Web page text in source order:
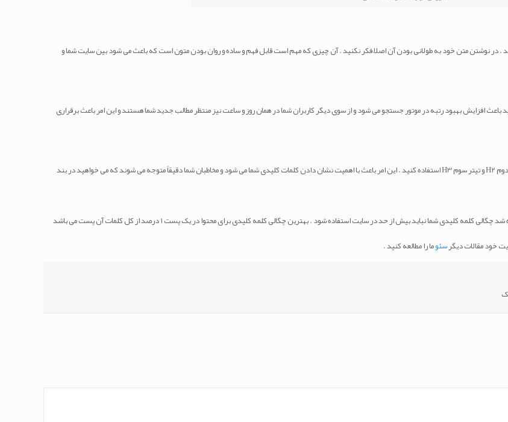
در نوشتن متن خود به طولانی بودن آن اصلاً فکر نکنید . آن چیزی که مهم است قابل فهم و ساده و روان بودن متون است که باعث می شود بین سایت شما و
افزایش بهبود رتبه در موتور جستجو می شود و از سوی دیگر کاربران شما در همان روز و ساعت نیز منتظر مطالب جدید شما هستند و این امر باعث برقراری
در محتوا سایت خود دقت کنید حتما از کلمات کلیدی خود در عنوان سایت با کد H1 و تیتر دوم H2 و تیتر سوم H3 استفاده کنید . این امر باعث با اهمیت نشان دادن کلمات کلیدی شما می شود و مخاطبان شما دقیقاً متوجه می شوند که می خواهید در بند
سایت شما یک امر بسیار مهم است . همان گونه که در بالا اشاره شد چگالی کلمه کلیدی شما نباید بیش از حد در سایت استفاده شود . بهترین چگالی کلمه کلیدی برای محتوا در یک پست ۱ درصد از کل کلمات آن پست می باشد
خود مقالات دیگرسئوما را مطالعه کنید .